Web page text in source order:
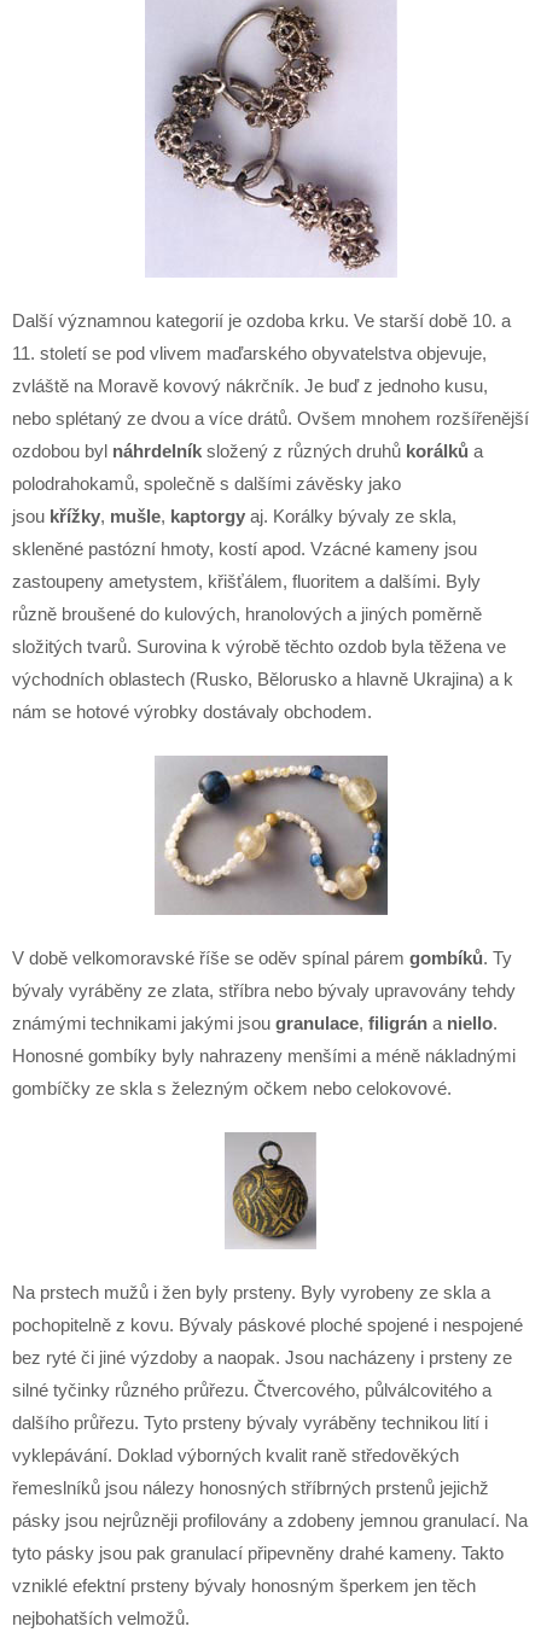
Další významnou kategorií je ozdoba krku. Ve starší době 10. a
11. století se pod vlivem maďarského obyvatelstva objevuje,
zvláště na Moravě kovový nákrčník. Je buď z jednoho kusu,
nebo splétaný ze dvou a více drátů. Ovšem mnohem rozšířenější
ozdobou byl náhrdelník složený z různých druhů korálků a
polodrahokamů, společně s dalšími závěsky jako
jsou křížky, mušle, kaptorgy aj. Korálky bývaly ze skla,
skleněné pastózní hmoty, kostí apod. Vzácné kameny jsou
zastoupeny ametystem, křišťálem, fluoritem a dalšími. Byly
různě broušené do kulových, hranolových a jiných poměrně
složitých tvarů. Surovina k výrobě těchto ozdob byla těžena ve
východních oblastech (Rusko, Bělorusko a hlavně Ukrajina) a k
nám se hotové výrobky dostávaly obchodem.
V době velkomoravské říše se oděv spínal párem gombíků. Ty
bývaly vyráběny ze zlata, stříbra nebo bývaly upravovány tehdy
známými technikami jakými jsou granulace, filigrán a niello.
Honosné gombíky byly nahrazeny menšími a méně nákladnými
gombíčky ze skla s železným očkem nebo celokovové.
Na prstech mužů i žen byly prsteny. Byly vyrobeny ze skla a
pochopitelně z kovu. Bývaly páskové ploché spojené i nespojené
bez ryté či jiné výzdoby a naopak. Jsou nacházeny i prsteny ze
silné tyčinky různého průřezu. Čtvercového, půlválcovitého a
dalšího průřezu. Tyto prsteny bývaly vyráběny technikou lití i
vyklepávání. Doklad výborných kvalit raně středověkých
řemeslníků jsou nálezy honosných stříbrných prstenů jejichž
pásky jsou nejrůzněji profilovány a zdobeny jemnou granulací. Na
tyto pásky jsou pak granulací připevněny drahé kameny. Takto
vzniklé efektní prsteny bývaly honosným šperkem jen těch
nejbohatších velmožů.